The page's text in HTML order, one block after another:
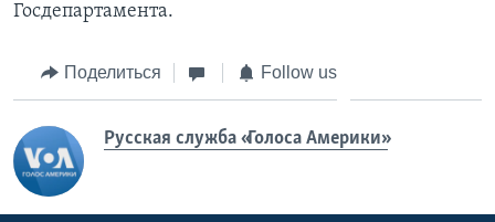
Госдепартамента.
Поделиться Follow us
Русская служба «Голоса Америки»